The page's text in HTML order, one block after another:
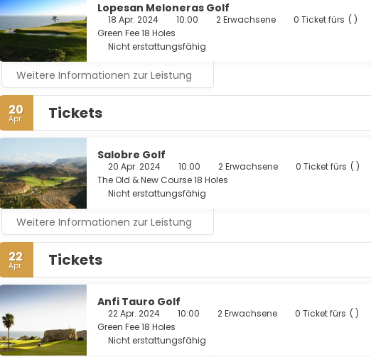
Lopesan Meloneras Golf
18 Apr. 2024 10:00 2 Erwachsene 0 Ticket fürs ( )
Green Fee 18 Holes
Nicht erstattungsfähig
Weitere Informationen zur Leistung
20
Apr. Tickets
Salobre Golf
20 Apr. 2024 10:00 2 Erwachsene 0 Ticket fürs ( )
The Old & New Course 18 Holes
Nicht erstattungsfähig
Weitere Informationen zur Leistung
22
Apr. Tickets
Anfi Tauro Golf
22 Apr. 2024 10:00 2 Erwachsene 0 Ticket fürs ( )
Green Fee 18 Holes
Nicht erstattungsfähig